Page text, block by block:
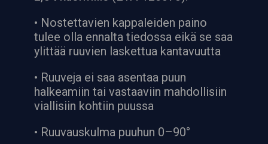
• Nostettavien kappaleiden paino
tulee olla ennalta tiedossa eikä se saa
ylittää ruuvien laskettua kantavuutta
• Ruuveja ei saa asentaa puun
halkeamiin tai vastaaviin mahdollisiin
viallisiin kohtiin puussa
• Ruuvauskulma puuhun 0–90°